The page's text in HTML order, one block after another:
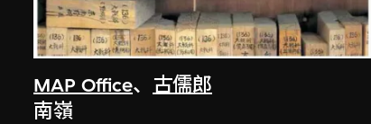
MAP Office、 古儒郎
南嶺